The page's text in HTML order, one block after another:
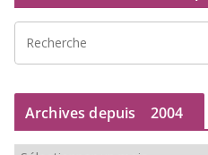
Archives depuis 2004